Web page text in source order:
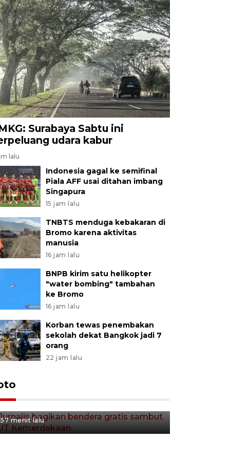
Surabaya Sabtu ini
udara kabur
lalu
Indonesia gagal ke semifinal
Piala AFF usai ditahan imbang
Singapura
15 jam lalu
TNBTS menduga kebakaran di
Bromo karena aktivitas
manusia
16 jam lalu
BNPB kirim satu helikopter
"water bombing" tambahan
ke Bromo
16 jam lalu
Korban tewas penembakan
sekolah dekat Bangkok jadi 7
orang
22 jam lalu
Jurnalis bagikan bendera
gratis sambut HUT
57 menit lalu